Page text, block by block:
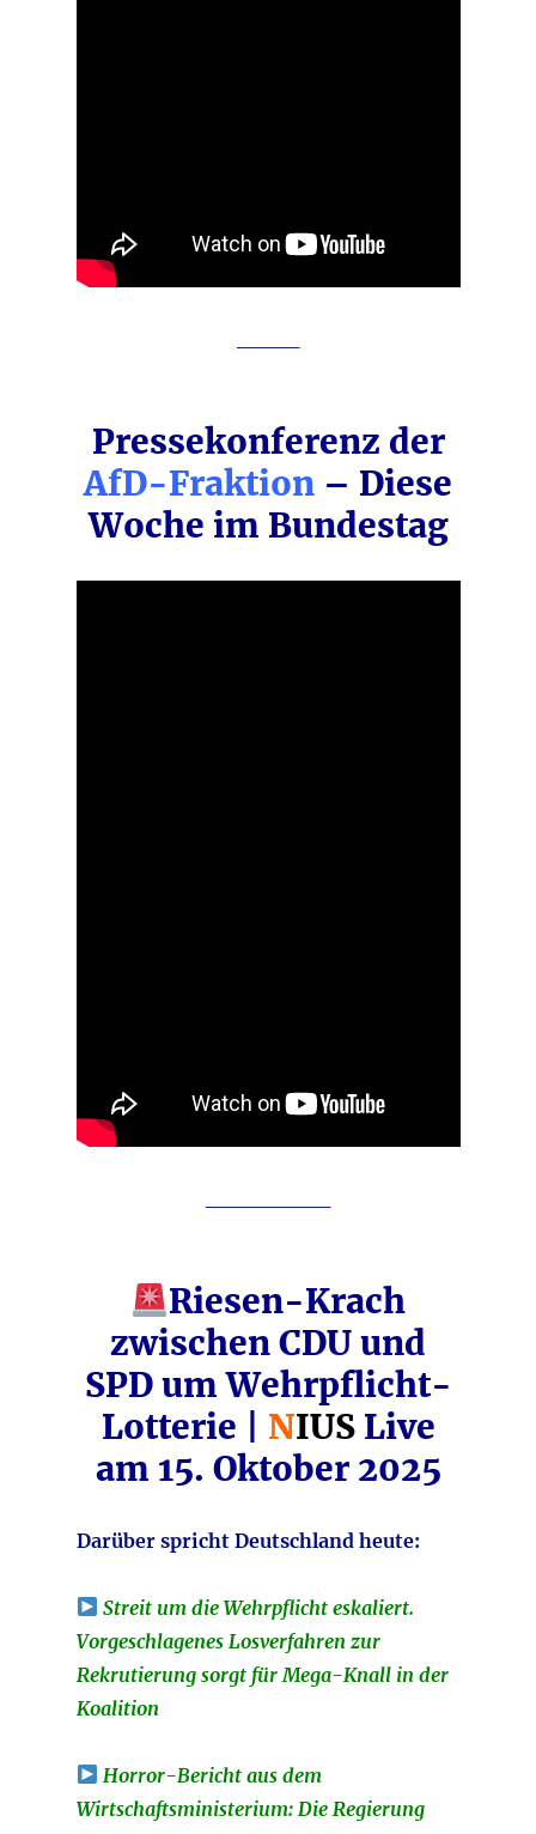
Pressekonferenz der
AfD-Fraktion – Diese
Woche im Bundestag
Riesen-Krach
zwischen CDU und
SPD um Wehrpflicht-
Lotterie | NIUSLive
am 15. Oktober 2025
Darüber spricht Deutschland heute:
Streit um die Wehrpflicht eskaliert.
Vorgeschlagenes Losverfahren zur
Rekrutierung sorgt für Mega-Knall in der
Koalition
Horror-Bericht aus dem
Wirtschaftsministerium: Die Regierung